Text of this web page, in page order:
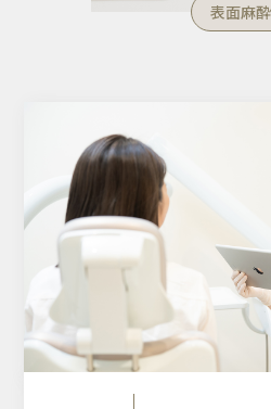
表面麻酔